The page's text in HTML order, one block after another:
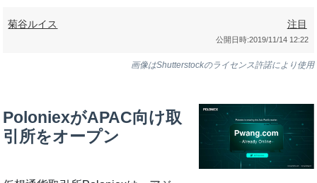
菊谷ルイス 注目
公開日時:2019/11/14 12:22
画像はShutterstockのライセンス許諾により使用
PoloniexがAPAC向け取
引所をオープン